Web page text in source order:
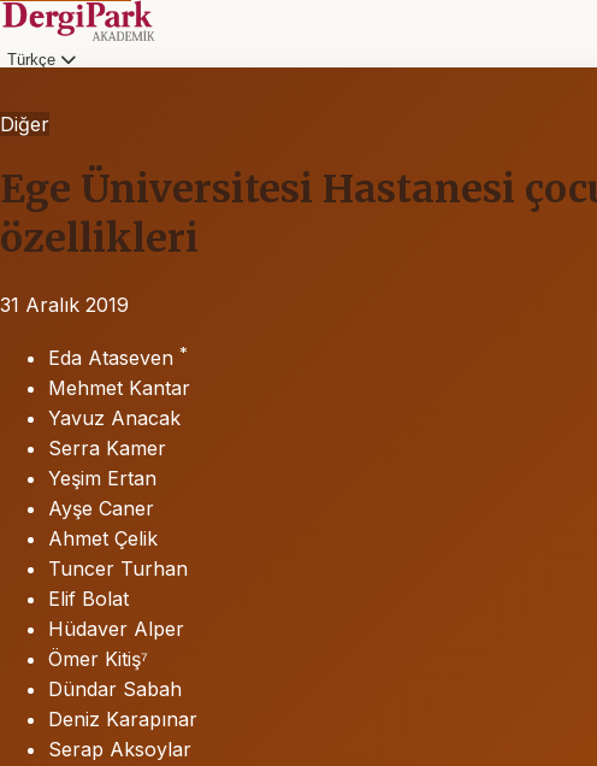
Türkçe
Diğer
Ege Üniversitesi Hastanesi
özellikleri
31 Aralık 2019
Eda Ataseven *
Mehmet Kantar
Yavuz Anacak
Serra Kamer
Yeşim Ertan
Ayşe Caner
Ahmet Çelik
Tuncer Turhan
Elif Bolat
Hüdaver Alper
Ömer Kitiş⁷
Dündar Sabah
Deniz Karapınar
Serap Aksoylar